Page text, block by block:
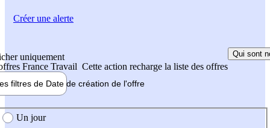
uniquement
France Travail Cette action recharge la liste des offres
Qui sont
filtres de Date de création de l'offre
création de l'offre
Un jour
Créer une alerte